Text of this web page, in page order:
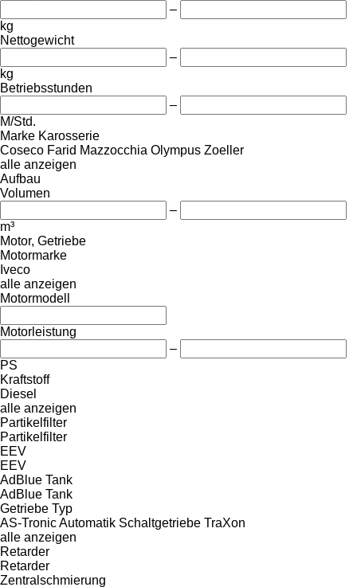
–
kg
Nettogewicht
–
kg
Betriebsstunden
–
M/Std.
Marke Karosserie
Coseco Farid Mazzocchia Olympus Zoeller
alle anzeigen
Aufbau
Volumen
–
m³
Motor, Getriebe
Motormarke
Iveco
alle anzeigen
Motormodell
Motorleistung
–
PS
Kraftstoff
Diesel
alle anzeigen
Partikelfilter
Partikelfilter
EEV
EEV
AdBlue Tank
AdBlue Tank
Getriebe Typ
AS-TronicAutomatik Schaltgetriebe TraXon
alle anzeigen
Retarder
Retarder
Zentralschmierung